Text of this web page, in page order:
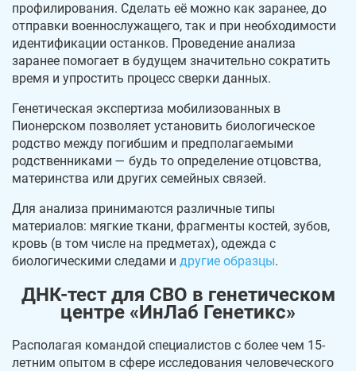
профилирования. Сделать её можно как заранее, до
отправки военнослужащего, так и при необходимости
идентификации останков. Проведение анализа
заранее помогает в будущем значительно сократить
время и упростить процесс сверки данных.
Генетическая экспертиза мобилизованных в
Пионерском позволяет установить биологическое
родство между погибшим и предполагаемыми
родственниками — будь то определение отцовства,
материнства или других семейных связей.
Для анализа принимаются различные типы
материалов: мягкие ткани, фрагменты костей, зубов,
кровь (в том числе на предметах), одежда с
биологическими следами и другие образцы.
ДНК-тест для СВО в генетическом
центре «ИнЛаб Генетикс»
Располагая командой специалистов с более чем 15-
летним опытом в сфере исследования человеческого